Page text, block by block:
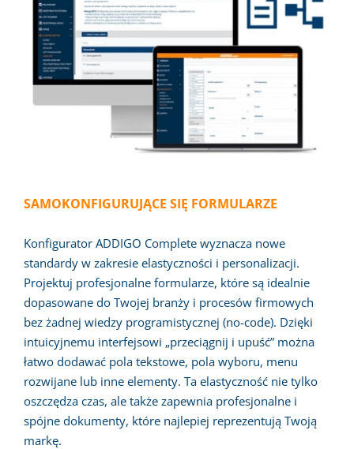
SAMOKONFIGURUJĄCE SIĘ FORMULARZE
Konfigurator ADDIGO Complete wyznacza nowe
standardy w zakresie elastyczności i personalizacji.
Projektuj profesjonalne formularze, które są idealnie
dopasowane do Twojej branży i procesów firmowych
bez żadnej wiedzy programistycznej (no-code). Dzięki
intuicyjnemu interfejsowi „przeciągnij i upuść” można
łatwo dodawać pola tekstowe, pola wyboru, menu
rozwijane lub inne elementy. Ta elastyczność nie tylko
oszczędza czas, ale także zapewnia profesjonalne i
spójne dokumenty, które najlepiej reprezentują Twoją
markę.